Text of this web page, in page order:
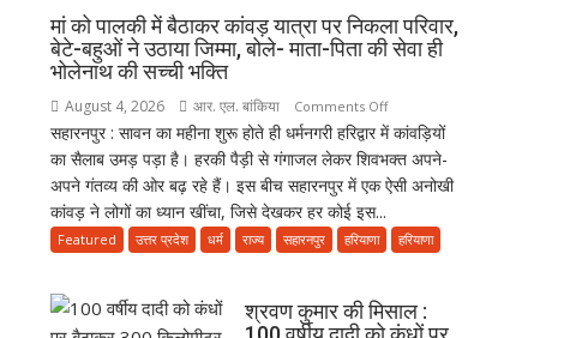
अकेले
विदा
गए
पिता,
वृद्धाश्रम
में
कपड़ा
व्यापारी
मां को पालकी में बैठाकर कांवड़ यात्रा पर निकला परिवार,
बेटे-बहुओं ने उठाया जिम्मा, बोले- माता-पिता की सेवा ही
भोलेनाथ की सच्ची भक्ति
August 4, 2026 आर. एल. बांकिया Comments Offon
मां
को
पालकी
बैठाकर
पर
सहारनपुर : सावन का महीना शुरू होते ही धर्मनगरी हरिद्वार में कांवड़ियों
का सैलाब उमड़ पड़ा है। हरकी पैड़ी से गंगाजल लेकर शिवभक्त अपने-
अपने गंतव्य की ओर बढ़ रहे हैं। इस बीच सहारनपुर में एक ऐसी अनोखी
कांवड़ ने लोगों का ध्यान खींचा, जिसे देखकर हर कोई इस...
Featured उत्तर प्रदेश धर्म राज्य सहारनपुर हरियाणा हरियाणा
श्रवण कुमार की मिसाल :